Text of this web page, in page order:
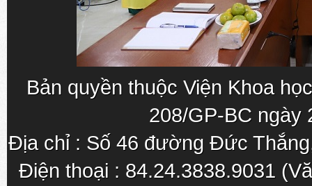
Bản quyền thuộc Viện Khoa
208/GP-BC ngày
Địa chỉ : Số 46 đường Đức
Điện thoại : 84.24.3838.9031